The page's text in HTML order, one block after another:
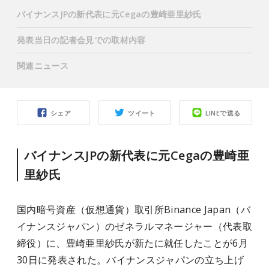
シェア ツイート LINEで送る
バイナンスJPの新代表に元Cegaの豊崎亜
里紗氏
国内暗号資産（仮想通貨）取引所Binance Japan（バ
イナンスジャパン）のゼネラルマネージャー（代表取
締役）に、豊崎亜里紗氏が新たに就任したことが6月
30日に発表された。バイナンスジャパンの立ち上げ
バイナンスJPの新代表に元Cegaの豊崎亜里紗氏
発表当日の記者会見での取材内容
関連ニュース